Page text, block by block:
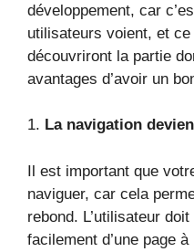
développement, car
utilisateurs voient, et ce
découvriront la partie
avantages d’avoir un
1. La navigation
Il est important que
naviguer, car cela
rebond. L’utilisateur
facilement d’une page à